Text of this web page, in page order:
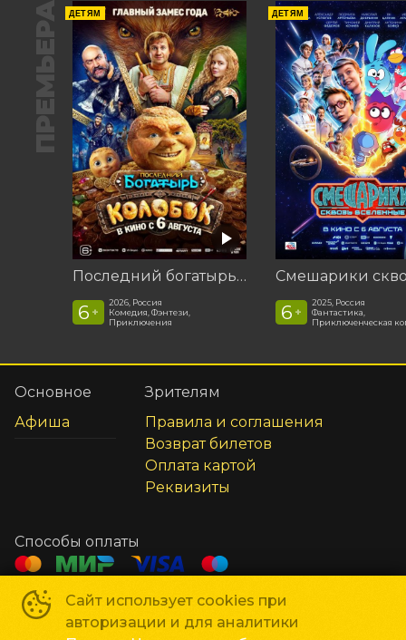
ПРЕМЬЕРА ДЕТЯМ
Последний богатырь. Колобок
6 +
2026, Россия
Комедия, Фэнтези,
Приключения
ДЕТЯМ
6 +
2025, Россия
Фантастика,
Приключенческая
Сайт использует cookies при
авторизации и для аналитики
Основное
Афиша
Зрителям
Правила и соглашения
Возврат билетов
Оплата картой
Реквизиты
Способы оплаты
Сеть кинотеатров «Галактика»©2018-